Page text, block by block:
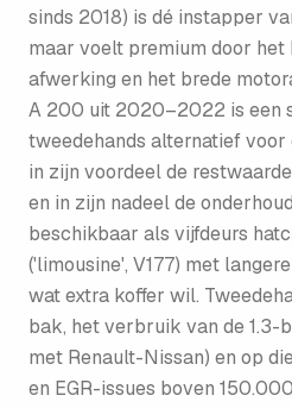
sinds 2018) is dé instapper
maar voelt premium door het
afwerking en het brede
A 200 uit 2020–2022 is een
tweedehands alternatief voor
in zijn voordeel de
en in zijn nadeel de
beschikbaar als vijfdeurs
('limousine', V177) met
wat extra koffer wil.
bak, het verbruik van de 1.3-
met Renault-Nissan) en op
en EGR-issues boven